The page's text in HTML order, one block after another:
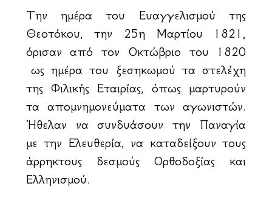
Την ημέρα του Ευαγγελισμού της
Θεοτόκου, την 25η Μαρτίου 1821,
όρισαν από τον Οκτώβριο του 1820
ως ημέρα του ξεσηκωμού τα στελέχη
της Φιλικής Εταιρίας, όπως μαρτυρούν
τα απομνημονεύματα των αγωνιστών.
Ήθελαν να συνδυάσουν την Παναγία
με την Ελευθερία, να καταδείξουν τους
άρρηκτους δεσμούς Ορθοδοξίας και
Ελληνισμού.